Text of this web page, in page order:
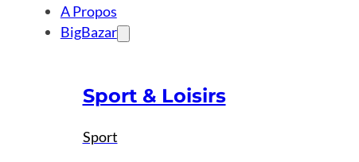
A Propos
BigBazar
Sport & Loisirs
Sport